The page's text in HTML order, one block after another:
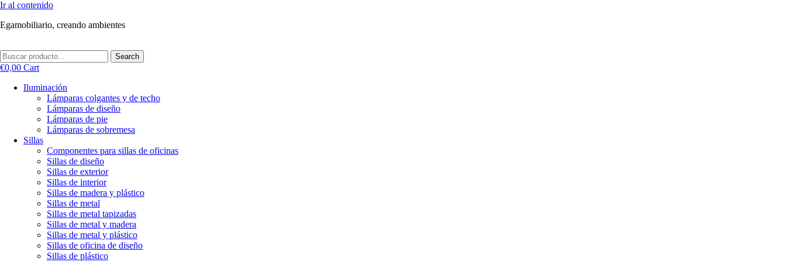
Ir al contenido
Egamobiliario, creando ambientes
Search
€0,00 Cart
Iluminación
Lámparas colgantes y de techo
Lámparas de diseño
Lámparas de pie
Lámparas de sobremesa
Sillas
Componentes para sillas de oficinas
Sillas de diseño
Sillas de exterior
Sillas de interior
Sillas de madera y plástico
Sillas de metal
Sillas de metal tapizadas
Sillas de metal y madera
Sillas de metal y plástico
Sillas de oficina de diseño
Sillas de plástico